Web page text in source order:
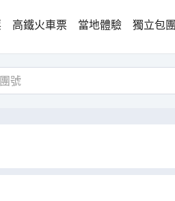
高鐵火車票 當地體驗 獨立包團